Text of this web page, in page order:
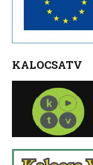
KALOCSATV